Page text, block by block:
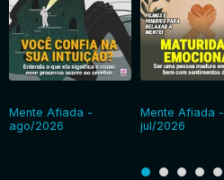
Mente Afiada -
ago/2026
Mente Afiada -
jul/2026